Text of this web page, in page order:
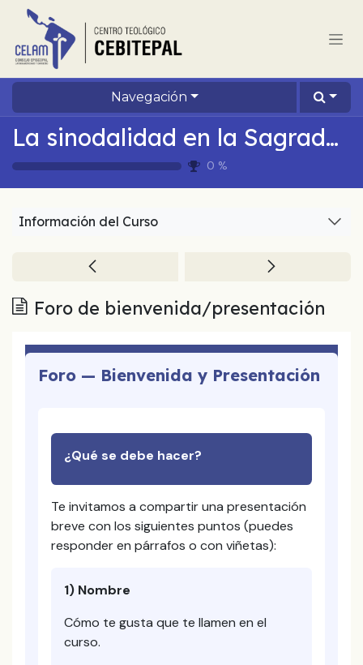
Ir al contenido
Navegación
La sinodalidad en la Sagrada Escritura – Módulo 2
0 %
Información del Curso
Foro de bienvenida/presentación
Foro — Bienvenida y Presentación
¿Qué se debe hacer?
Te invitamos a compartir una presentación
breve con los siguientes puntos (puedes
responder en párrafos o con viñetas):
1) Nombre
Cómo te gusta que te llamen en el
curso.